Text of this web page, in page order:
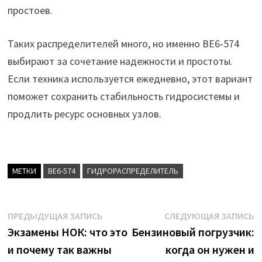
простоев.
Таких распределителей много, но именно ВЕ6-574
выбирают за сочетание надежности и простоты.
Если техника используется ежедневно, этот вариант
поможет сохранить стабильность гидросистемы и
продлить ресурс основных узлов.
МЕТКИ ВЕ6-574 ГИДРОРАСПРЕДЕЛИТЕЛЬ
Навигация
по
ПРЕДЫДУЩАЯ ЗАПИСЬПредыдущая
запись:
Экзамены НОК: что это
и почему так важны
СЛЕДУЮЩАЯ ЗАПИСЬ
Бензиновый погрузчик:
когда он нужен и